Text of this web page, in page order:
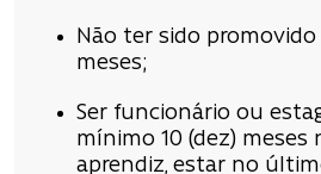
Não ter sido
meses;
Ser funcionário ou
mínimo 10 (dez) meses
aprendiz, estar no